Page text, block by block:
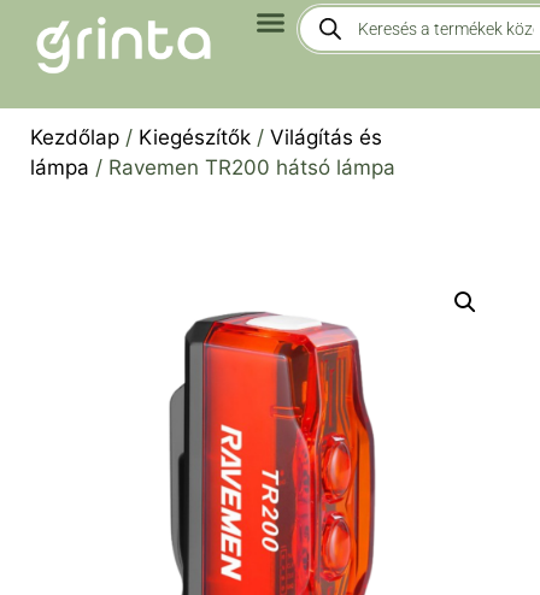
Kezdőlap / Kiegészítők / Világítás és
lámpa / Ravemen TR200 hátsó lámpa